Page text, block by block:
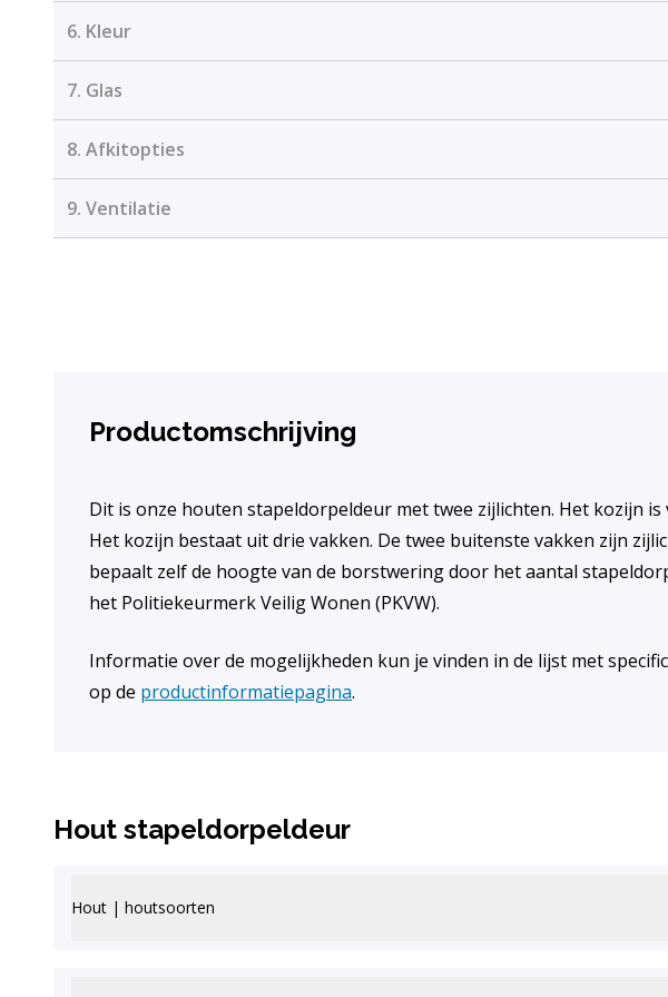
6. Kleur
7. Glas
8. Afkitopties
9. Ventilatie
Productomschrijving
Dit is onze houten stapeldorpeldeur met twee zijlichten. Het kozijn
Het kozijn bestaat uit drie vakken. De twee buitenste vakken zijn
bepaalt zelf de hoogte van de borstwering door het aantal
het Politiekeurmerk Veilig Wonen (PKVW).
Informatie over de mogelijkheden kun je vinden in de lijst met
op de productinformatiepagina.
Hout stapeldorpeldeur
Hout | houtsoorten